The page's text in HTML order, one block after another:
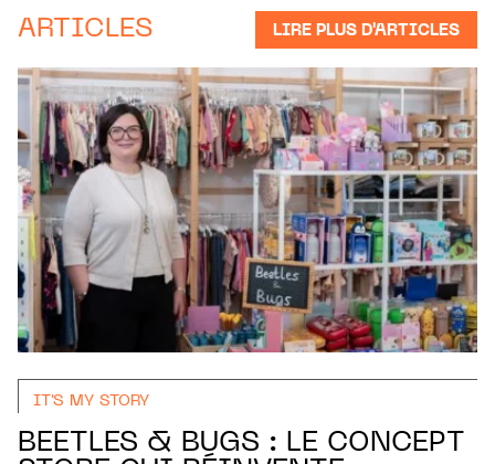
ARTICLES LIRE PLUS D'ARTICLES
IT'S MY STORY
BEETLES & BUGS : LE CONCEPT